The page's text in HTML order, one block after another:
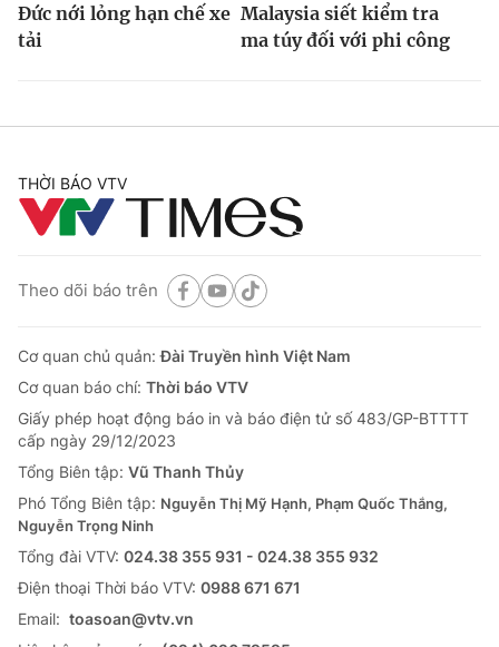
Đức nới lỏng hạn chế xe
tải
Malaysia siết kiểm tra
ma túy đối với phi công
THỜI BÁO VTV
Theo dõi báo trên
Cơ quan chủ quản:Đài Truyền hình Việt Nam
Cơ quan báo chí: Thời báo VTV
Giấy phép hoạt động báo in và báo điện tử số 483/GP-BTTTT
cấp ngày 29/12/2023
Tổng Biên tập: Vũ Thanh Thủy
Phó Tổng Biên tập: Nguyễn Thị Mỹ Hạnh, Phạm Quốc Thắng,
Nguyễn Trọng Ninh
Tổng đài VTV: 024.38 355 931 - 024.38 355 932
Ðiện thoại Thời báo VTV: 0988 671 671
Email: toasoan@vtv.vn